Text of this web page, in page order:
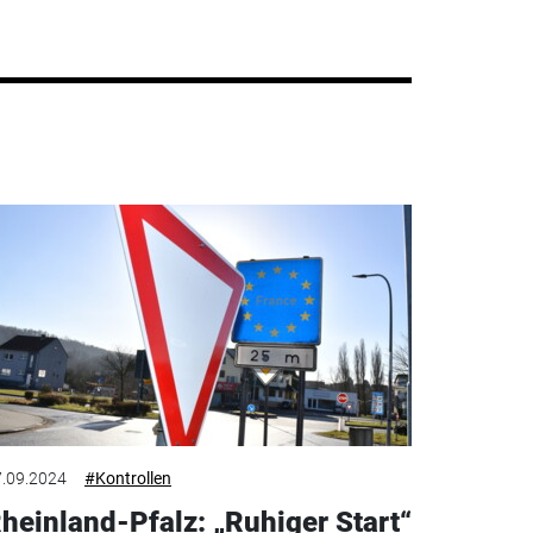
#Kontrollen
Pfalz: „Ruhiger Start“